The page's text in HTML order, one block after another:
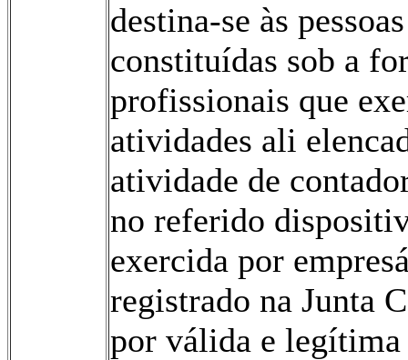
destina-se às
constituídas sob a
pro­fissionais que
atividades ali
ativida­de de
no referido
exercida por
registrado na Junta
por válida e legítima